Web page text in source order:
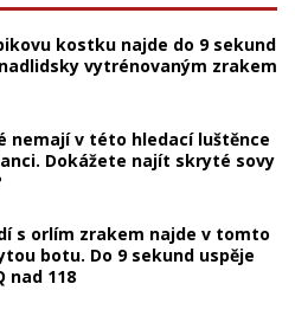
kostku najde do 9 sekund
vytrénovaným zrakem
nemají v této hledací luštěnce
Dokážete najít skryté sovy
s orlím zrakem najde v tomto
botu. Do 9 sekund uspěje
nad 118